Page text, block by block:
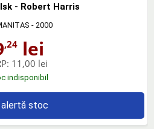
- Robert Harris
- 2000
,24lei
11,00 lei
indisponibil
alertă stoc